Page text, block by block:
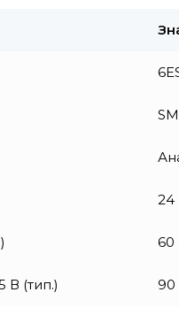
24
60
В (тип.)